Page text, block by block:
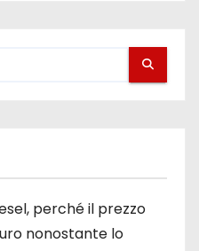
perché il prezzo
nonostante lo